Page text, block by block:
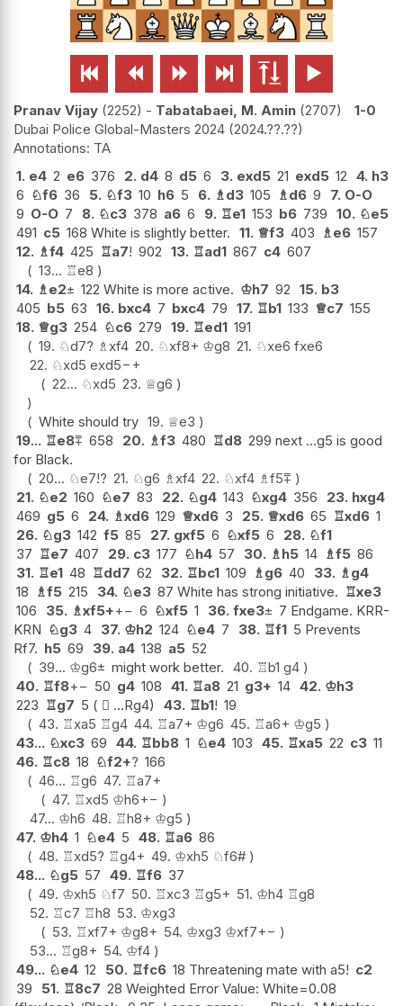
     
Pranav Vijay 2252 - Tabatabaei, M. Amin 2707
1-0
Dubai Police Global-Masters 2024 2024.??.??
TA
1. e4 2 e6 376 2. d4 8 d5 6 3. exd5 21 exd5 12 4. h3
6 ♘f6 36 5. ♘f3 10 h6 5 6. ♗ d3 105 ♗ d6 9 7. O-O
9 O-O 7 8. ♘c3 378 a6 6 9. ♖e1 153 b6 739 10. ♘e5
491 c5 168 White is slightly better. 11. ♕f3 403 ♗ e6 157
12. ♗f4 425 ♖a7! 902 13. ♖ad1 867 c4 607
13... ♖e8
14. ♗ e2± 122 White is more active. ♔h7 92 15. b3
405 b5 63 16. bxc4 7 bxc4 79 17. ♖b1 133 ♕c7 155
18. ♕g3 254 ♘c6 279 19. ♖ed1 191
19. ♘d7? ♗ xf4 20. ♘xf8+ ♔g8 21. ♘xe6 fxe6
22. ♘xd5 exd5−+
22... ♘xd5 23. ♕g6
White should try 19. ♕e3
19... ♖e8⩱ 658 20. ♗f3 480 ♖d8 299 next ...g5 is good
for Black.
20... ♘e7!? 21. ♘g6 ♗ xf4 22. ♘xf4 ♗f5⩱
21. ♘e2 160 ♘e7 83 22. ♘g4 143 ♘xg4 356 23. hxg4
469 g5 6 24. ♗xd6 129 ♕xd6 3 25. ♕xd6 65 ♖xd6 1
26. ♘g3 142 f5 85 27. gxf5 6 ♘xf5 6 28. ♘f1
37 ♖e7 407 29. c3 177 ♘h4 57 30. ♗ h5 14 ♗f5 86
31. ♖e1 48 ♖dd7 62 32. ♖bc1 109 ♗ g6 40 33. ♗ g4
18
♗f5 215 34. ♘e3 87 White has strong initiative. ♖xe3
106
35. ♗xf5++− 6 ♘xf5 1 36. fxe3± 7 Endgame. KRR-
KRN ♘g3 4 37. ♔h2 124 ♘e4 7 38. ♖f1 5 Prevents
Rf7. h5 69 39. a4 138 a5 52
39... ♔g6± might work better. 40. ♖b1 g4
40. ♖f8+− 50 g4 108 41. ♖a8 21 g3+ 14 42. ♔h3
223 ♖g7 5 (  ...Rg4) 43. ♖b1! 19
43. ♖xa5 ♖g4 44. ♖a7+ ♔g6 45. ♖a6+ ♔g5
43... ♘xc3 69 44. ♖bb8 1 ♘e4 103 45. ♖xa5 22 c3 11
46. ♖c8 18 ♘f2+? 166
46... ♖g6 47. ♖a7+
47. ♖xd5 ♔h6+−
47... ♔h6 48. ♖h8+ ♔g5
47. ♔h4 1 ♘e4 5 48. ♖a6 86
48. ♖xd5? ♖g4+ 49. ♔xh5 ♘f6#
48... ♘g5 57 49. ♖f6 37
49. ♔xh5 ♘f7 50. ♖xc3 ♖g5+ 51. ♔h4 ♖g8
52. ♖c7 ♖h8 53. ♔xg3
53. ♖xf7+ ♔g8+ 54. ♔xg3 ♔xf7+−
53... ♖g8+ 54. ♔f4
49... ♘e4 12 50. ♖fc6 18 Threatening mate with a5! c2
39
51. ♖8c7 28 Weighted Error Value: White=0.08